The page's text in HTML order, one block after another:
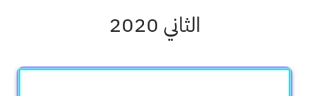
الثاني 2020